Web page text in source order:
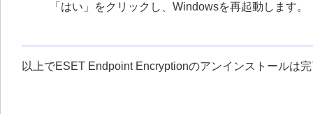
「はい」をクリックし、Windowsを再起動します。
以上でESET Endpoint Encryptionのアンインストールは